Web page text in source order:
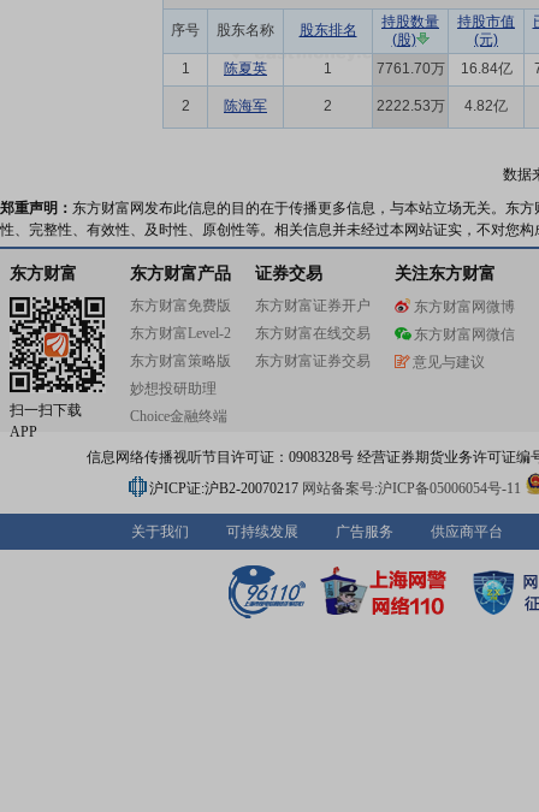
序号 股东名称 股东排名
持股数量
(股)
持股市值
(元)
1 陈夏英 1 7761.70万 16.84亿
2 陈海军 2 2222.53万 4.82亿
数据
郑重声明： 东方财富网发布此信息的目的在于传播更多信息，与本站立场无关。东
性、完整性、有效性、及时性、原创性等。相关信息并未经过本网站证实，不对您
东方财富
扫一扫下载
APP
东方财富产品
东方财富免费版
东方财富Level-2
东方财富策略版
妙想投研助理
Choice金融终端
证券交易
东方财富证券开户
东方财富在线交易
东方财富证券交易
关注东方财富
东方财富网微博
东方财富网微信
意见与建议
信息网络传播视听节目许可证：0908328号 经营证券期货业务许可证编
沪ICP证:沪B2-20070217 网站备案号:沪ICP备05006054号-11
关于我们 可持续发展 广告服务 供应商平台